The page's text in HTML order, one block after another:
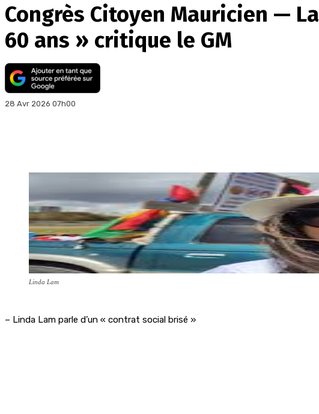
Congrès Citoyen Mauricien —
60 ans » critique le GM
28 Avr 2026 07h00
Linda Lam
– Linda Lam parle d’un « contrat social brisé »